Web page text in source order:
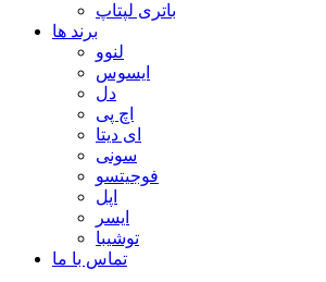
باتری لپتاپ
برند ها
لنوو
ایسوس
دل
اچ پی
ای دیتا
سونی
فوجیتسو
اپل
ایسر
توشیبا
تماس با ما